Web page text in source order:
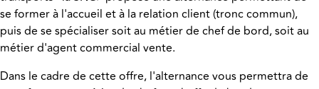
se former à l'accueil et à la relation client (tronc commun),
puis de se spécialiser soit au métier de chef de bord, soit au
métier d'agent commercial vente.
Dans le cadre de cette offre, l'alternance vous permettra de